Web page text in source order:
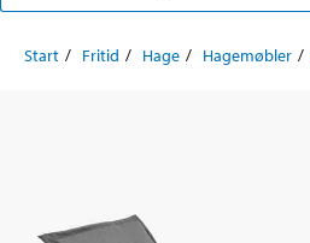
Start Fritid Hage Hagemøbler